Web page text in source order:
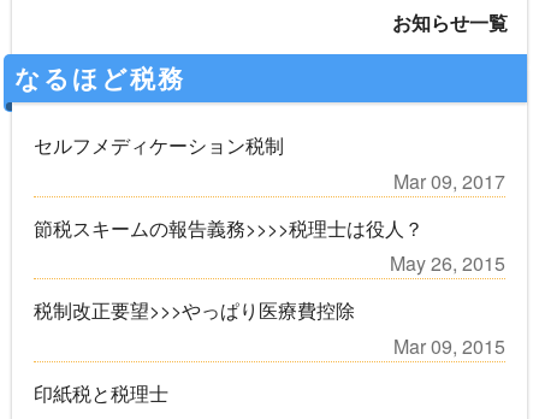
お知らせ一覧
なるほど税務
セルフメディケーション税制
Mar 09, 2017
節税スキームの報告義務>>>>税理士は役人？
May 26, 2015
税制改正要望>>>やっぱり医療費控除
Mar 09, 2015
印紙税と税理士